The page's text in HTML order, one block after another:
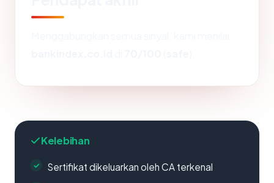
Kelebihan
Sertifikat dikeluarkan oleh CA terkenal